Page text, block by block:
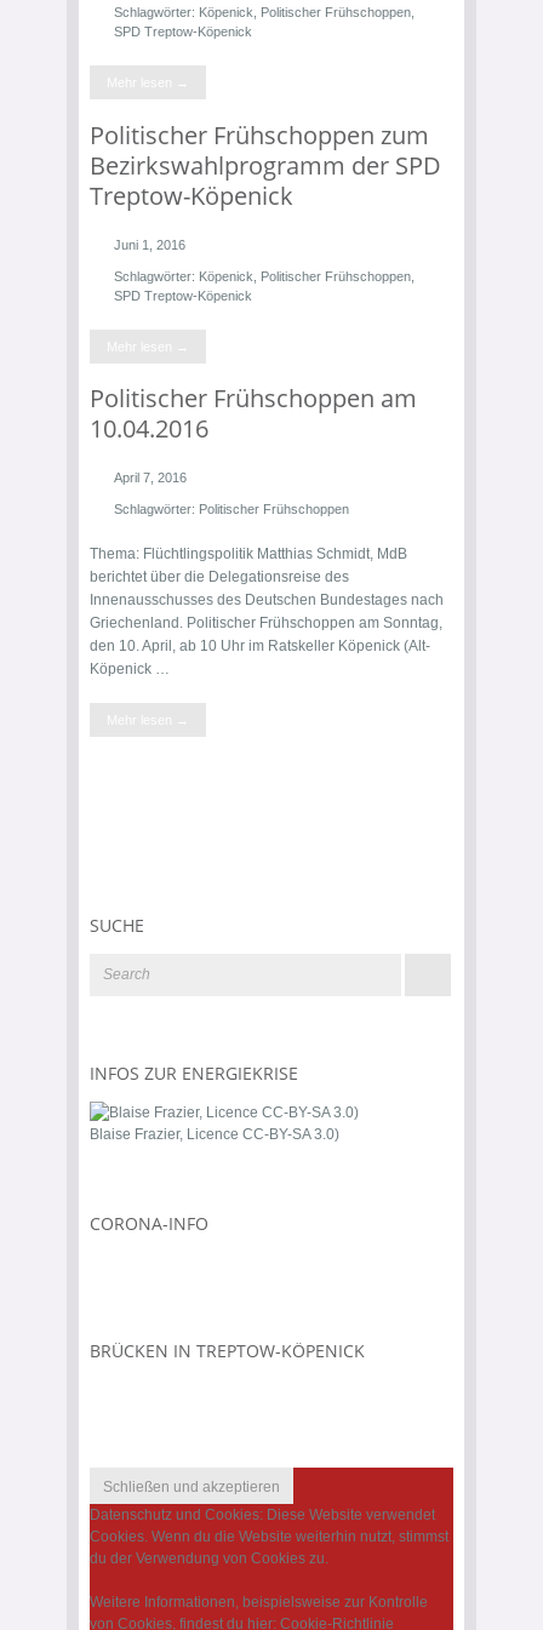
Schlagwörter: Köpenick Politischer Frühschoppen
SPD Treptow-Köpenick
Mehr lesen →
Politischer Frühschoppen zum
Bezirkswahlprogramm der SPD
Treptow-Köpenick
Juni 1, 2016
Schlagwörter: Köpenick Politischer Frühschoppen
SPD Treptow-Köpenick
Mehr lesen →
Politischer Frühschoppen am
10.04.2016
April 7, 2016
Schlagwörter: Politischer Frühschoppen
Thema: Flüchtlingspolitik Matthias Schmidt, MdB
berichtet über die Delegationsreise des
Innenausschusses des Deutschen Bundestages nach
Griechenland. Politischer Frühschoppen am Sonntag,
den 10. April, ab 10 Uhr im Ratskeller Köpenick (Alt-
Köpenick …
Mehr lesen →
SUCHE
INFOS ZUR ENERGIEKRISE
Blaise Frazier, Licence CC-BY-SA 3.0)
CORONA-INFO
BRÜCKEN IN TREPTOW-KÖPENICK
Datenschutz und Cookies: Diese Website verwendet
Cookies. Wenn du die Website weiterhin nutzt, stimmst
du der Verwendung von Cookies zu.
Weitere Informationen, beispielsweise zur Kontrolle
von Cookies, findest du hier: Cookie-Richtlinie